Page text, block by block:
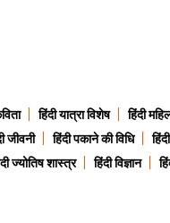
हिंदी यात्रा विशेष
हिंदी
जीवनी हिंदी पकाने की विधि
ज्योतिष शास्त्र हिंदी विज्ञान